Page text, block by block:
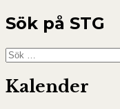
Sök på STG
Sök
efter:
Kalender